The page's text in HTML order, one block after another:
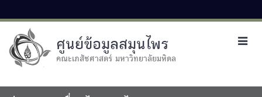
ศูนย์ข้อมูลสมุนไพร
คณะเภสัชศาสตร์ มหาวิทยาลัยมหิดล